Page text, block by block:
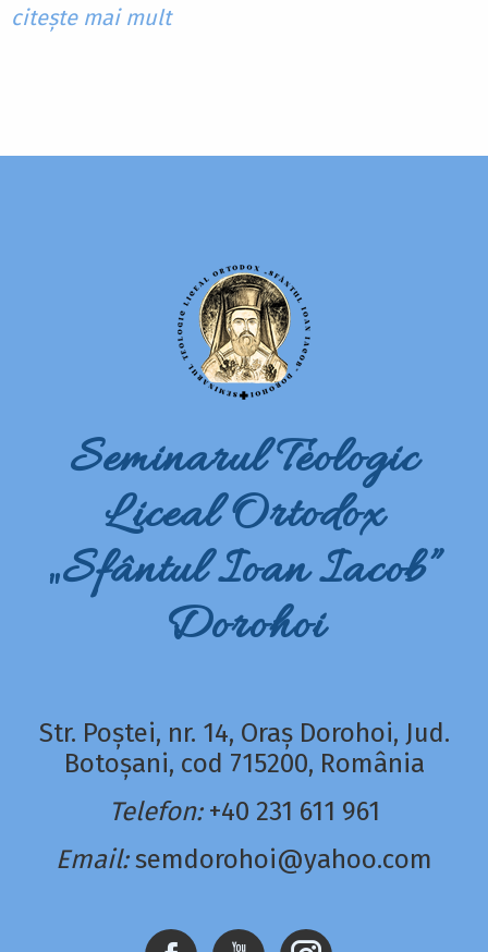
citește mai mult
Seminarul Teologic
Liceal Ortodox
„Sfântul Ioan Iacob”
Dorohoi
Str. Poștei, nr. 14, Oraș Dorohoi, Jud.
Botoșani, cod 715200, România
Telefon: +40 231 611 961
Email: semdorohoi@yahoo.com